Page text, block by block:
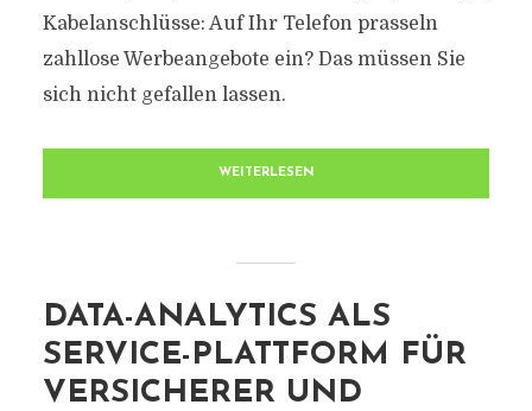
Kabelanschlüsse: Auf Ihr Telefon prasseln
zahllose Werbeangebote ein? Das müssen Sie
sich nicht gefallen lassen.
WEITERLESEN
DATA-ANALYTICS ALS
SERVICE-PLATTFORM FÜR
VERSICHERER UND